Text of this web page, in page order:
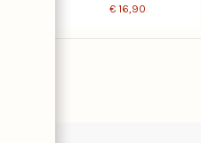
€ 16,90